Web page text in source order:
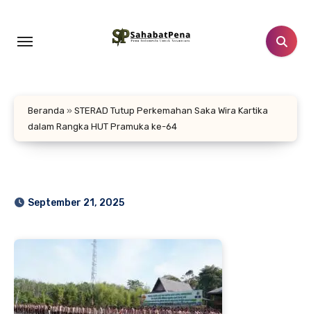
konten
Beranda » STERAD Tutup Perkemahan Saka Wira Kartika
dalam Rangka HUT Pramuka ke-64
September 21, 2025